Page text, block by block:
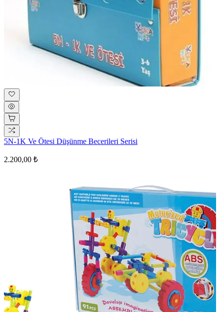
5N-1K Ve Ötesi Düşünme Becerileri Serisi
2.200,00 ₺